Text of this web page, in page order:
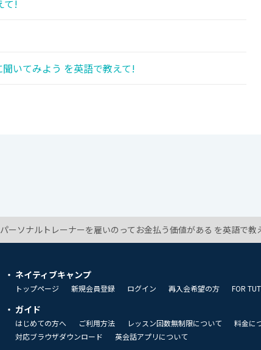
て!
いてみよう を英語で教えて!
パーソナルトレーナーを雇いのってお金払う価値がある を英語で教
ネイティブキャンプ
トップページ 新規会員登録 ログイン 再入会希望の方 FOR
ガイド
はじめての方へ ご利用方法 レッスン回数無制限について
料金に
対応ブラウザダウンロード
英会話アプリについて